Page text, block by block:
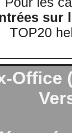
sur
TOP20
Office